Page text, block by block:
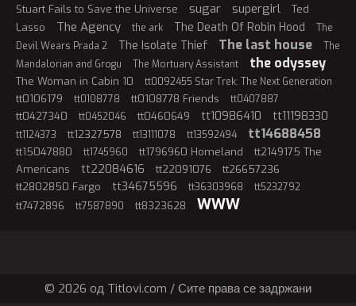
Stuart Fails to Save the Universe sugar supergirl
Ted
Lasso
The Agency the ark The Death Of Robin Hood
The
Devil Wears Prada 2
The Isolate Thief The last house
The
Mandalorian and Grogu
The Mortuary Assistant the odyssey
The Woman in Cabin 10 tt0092455 Star Trek: The Next Generation
tt0106179 tt0108778 tt0108778 Friends tt0407887
tt0427340 tt0452046 tt0460649 tt10986410 tt11198330
tt1124373 tt12327578 tt13111078 tt13592494 tt14688458
tt15047880 tt1745960 tt1796960 Homeland
tt2149175 The
Americans
tt22084616 tt22091076
tt26657236
tt2802850 Fargo
tt34675596 tt36303968 tt5232792
tt7472896 tt7587890 tt8323628 WWW
© 2026 oд Titlovi.com / Сите права се задржани